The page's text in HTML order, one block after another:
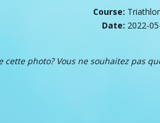
Course:
Date: 2022-
photo? Vous ne souhaitez pas